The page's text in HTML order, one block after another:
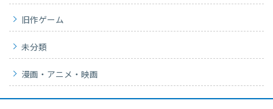
旧作ゲーム
未分類
漫画・アニメ・映画